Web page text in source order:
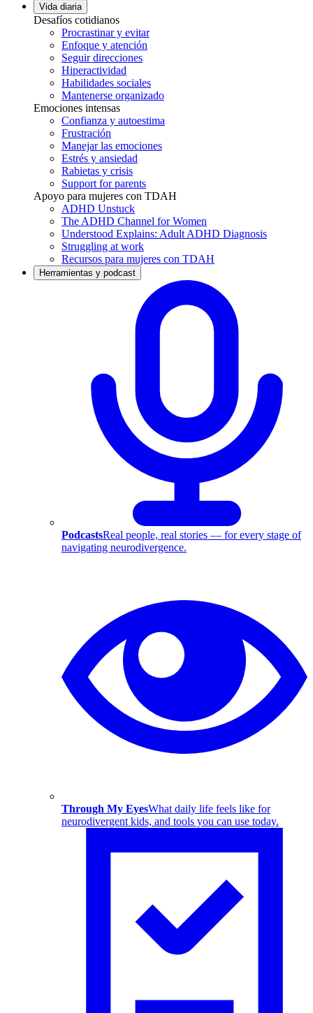
Vida diaria
Desafíos cotidianos
Procrastinar y evitar
Enfoque y atención
Seguir direcciones
Hiperactividad
Habilidades sociales
Mantenerse organizado
Emociones intensas
Confianza y autoestima
Frustración
Manejar las emociones
Estrés y ansiedad
Rabietas y crisis
Support for parents
Apoyo para mujeres con TDAH
ADHD Unstuck
The ADHD Channel for Women
Understood Explains: Adult ADHD Diagnosis
Struggling at work
Recursos para mujeres con TDAH
Herramientas y podcast
PodcastsReal people, real stories — for every stage of
navigating neurodivergence.
Through My EyesWhat daily life feels like for
neurodivergent kids, and tools you can use today.